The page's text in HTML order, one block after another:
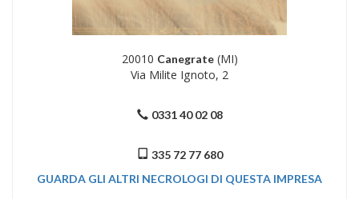
20010 Canegrate(MI)
Via Milite Ignoto, 2
0331 40 02 08
335 72 77 680
GUARDA GLI ALTRI NECROLOGI DI QUESTA IMPRESA